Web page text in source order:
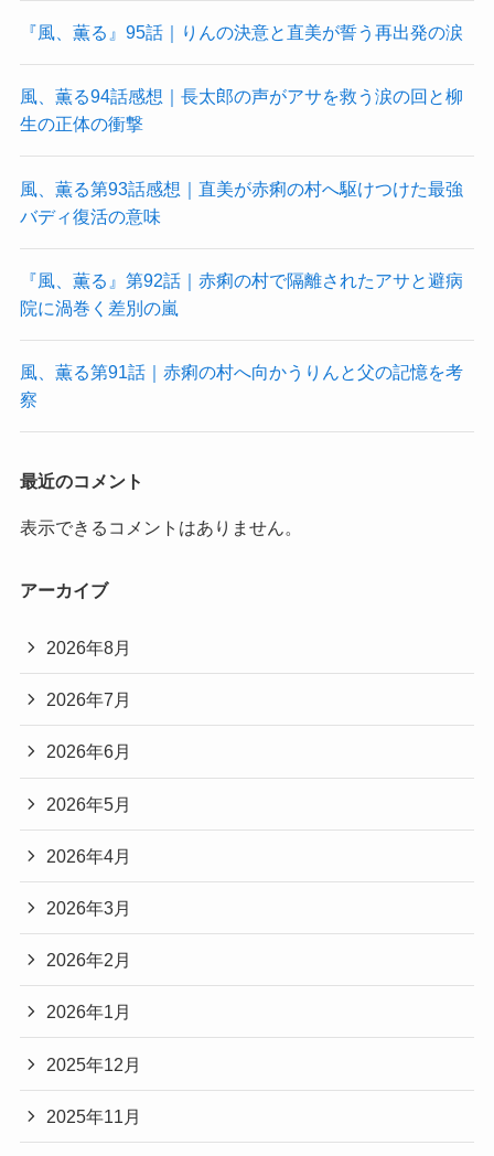
『風、薫る』95話｜りんの決意と直美が誓う再出発の涙
風、薫る94話感想｜長太郎の声がアサを救う涙の回と柳
生の正体の衝撃
風、薫る第93話感想｜直美が赤痢の村へ駆けつけた最強
バディ復活の意味
『風、薫る』第92話｜赤痢の村で隔離されたアサと避病
院に渦巻く差別の嵐
風、薫る第91話｜赤痢の村へ向かうりんと父の記憶を考
察
最近のコメント
表示できるコメントはありません。
アーカイブ
2026年8月
2026年7月
2026年6月
2026年5月
2026年4月
2026年3月
2026年2月
2026年1月
2025年12月
2025年11月